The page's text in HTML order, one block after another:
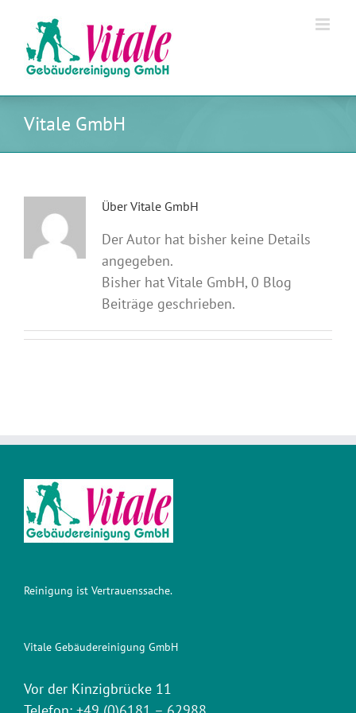
springen
Vitale GmbH
ÜberVitale GmbH
Der Autor hat bisher keine Details
angegeben.
Bisher hat Vitale GmbH, 0 Blog
Beiträge geschrieben.
Reinigung ist Vertrauenssache.
Vitale Gebäudereinigung GmbH
Vor der Kinzigbrücke 11